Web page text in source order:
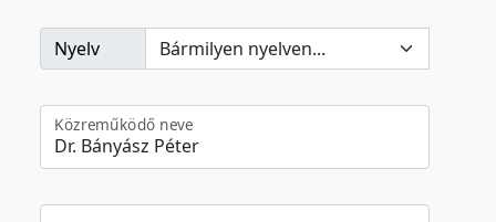
Nyelv
Közreműködő neve